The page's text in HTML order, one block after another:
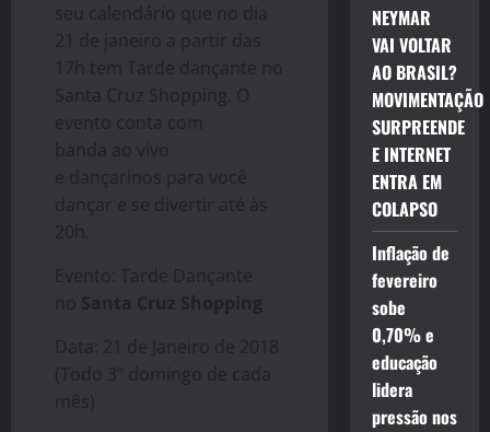
seu calendário que no dia
21 de janeiro a partir das
17h tem Tarde dançante no
Santa Cruz Shopping. O
evento conta com
banda ao vivo
e dançarinos para você
dançar e se divertir até às
20h.
Evento: Tarde Dançante
no Santa Cruz Shopping
Data: 21 de Janeiro de 2018
(Todo 3º domingo de cada
mês)
NEYMAR
VAI VOLTAR
AO BRASIL?
MOVIMENTAÇÃO
SURPREENDE
E INTERNET
ENTRA EM
COLAPSO
Inflação de
fevereiro
sobe
0,70% e
educação
lidera
pressão nos